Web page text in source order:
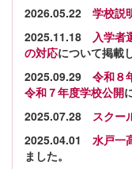
2026.05.22 学校説
2025.11.18
入学者
の対応について掲載
2025.09.29 令和８
令和７年度学校公開
2025.07.28 スクー
2025.04.01 水戸一
ました。